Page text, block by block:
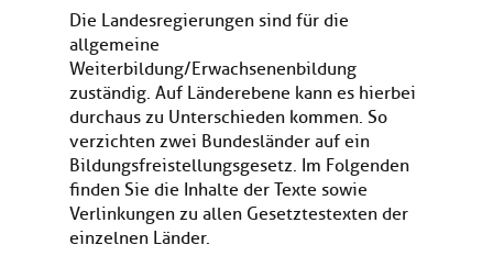
Die Landesregierungen sind für die
allgemeine
Weiterbildung/Erwachsenenbildung
zuständig. Auf Länderebene kann es hierbei
durchaus zu Unterschieden kommen. So
verzichten zwei Bundesländer auf ein
Bildungsfreistellungsgesetz. Im Folgenden
finden Sie die Inhalte der Texte sowie
Verlinkungen zu allen Gesetztestexten der
einzelnen Länder.